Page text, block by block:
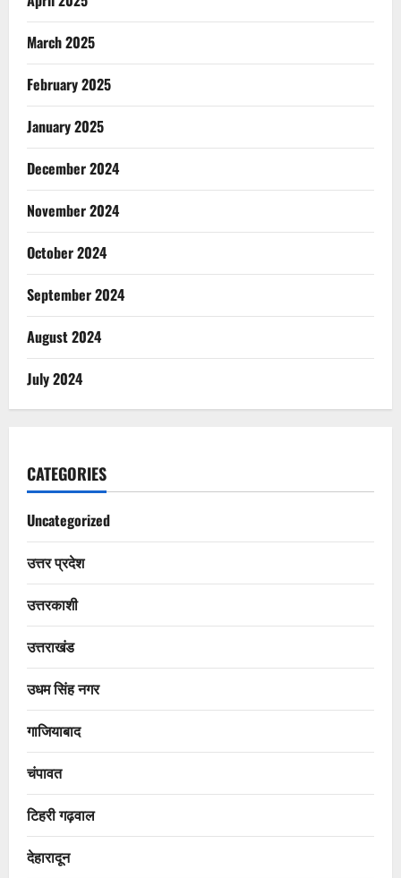
March 2025
February 2025
January 2025
December 2024
November 2024
October 2024
September 2024
August 2024
July 2024
CATEGORIES
Uncategorized
उत्तर प्रदेश
उत्तरकाशी
उत्तराखंड
उधम सिंह नगर
गाजियाबाद
चंपावत
टिहरी गढ़वाल
देहारादून